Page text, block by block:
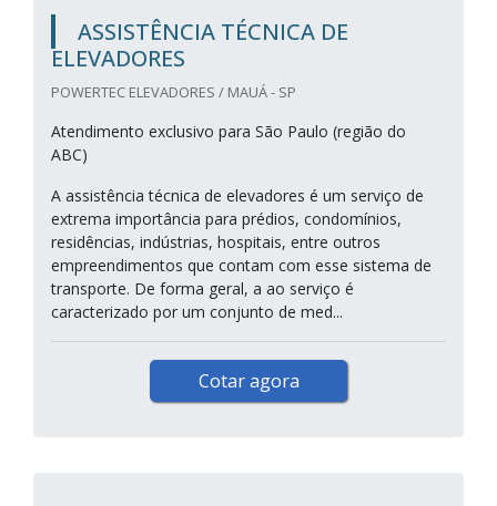
ASSISTÊNCIA TÉCNICA DE
ELEVADORES
POWERTEC ELEVADORES / MAUÁ - SP
Atendimento exclusivo para São Paulo (região do
ABC)
A assistência técnica de elevadores é um serviço de
extrema importância para prédios, condomínios,
residências, indústrias, hospitais, entre outros
empreendimentos que contam com esse sistema de
transporte. De forma geral, a ao serviço é
caracterizado por um conjunto de med...
Cotar agora